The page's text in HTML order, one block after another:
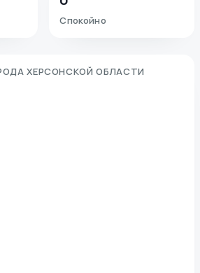
Спокойно
ХЕРСОНСКОЙ ОБЛАСТИ